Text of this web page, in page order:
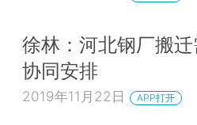
徐林：河北钢厂搬
协同安排
2019年11月22日 APP打开